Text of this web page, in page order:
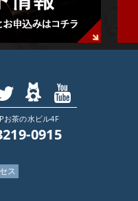
お茶の水ビル4F
0915
ス